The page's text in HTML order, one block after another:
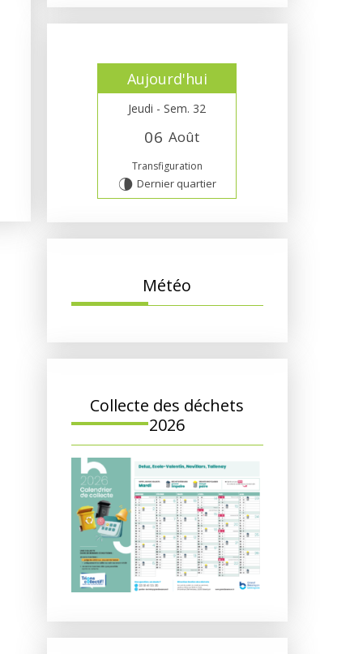
Aujourd'hui
Jeudi - Sem. 32
06 Août
Transfiguration
U Dernier quartier
Météo
Collecte des déchets
2026